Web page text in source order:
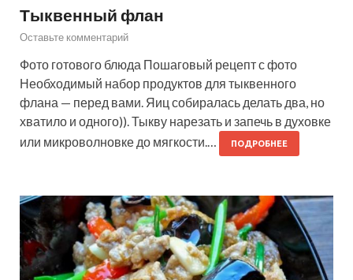
Тыквенный флан
Оставьте комментарий
Фото готового блюда Пошаговый рецепт с фото
Необходимый набор продуктов для тыквенного
флана — перед вами. Яиц собиралась делать два, но
хватило и одного)). Тыкву нарезать и запечь в духовке
или микроволновке до мягкости.…
ПОДРОБНЕЕ